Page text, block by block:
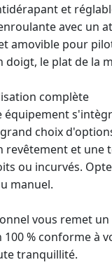
et
avec un
amovible pour
doigt, le plat de la
complète
équipement
choix
revêtement et une
ou incurvés.
manuel.
vous remet
100 % conforme à
tranquillité.